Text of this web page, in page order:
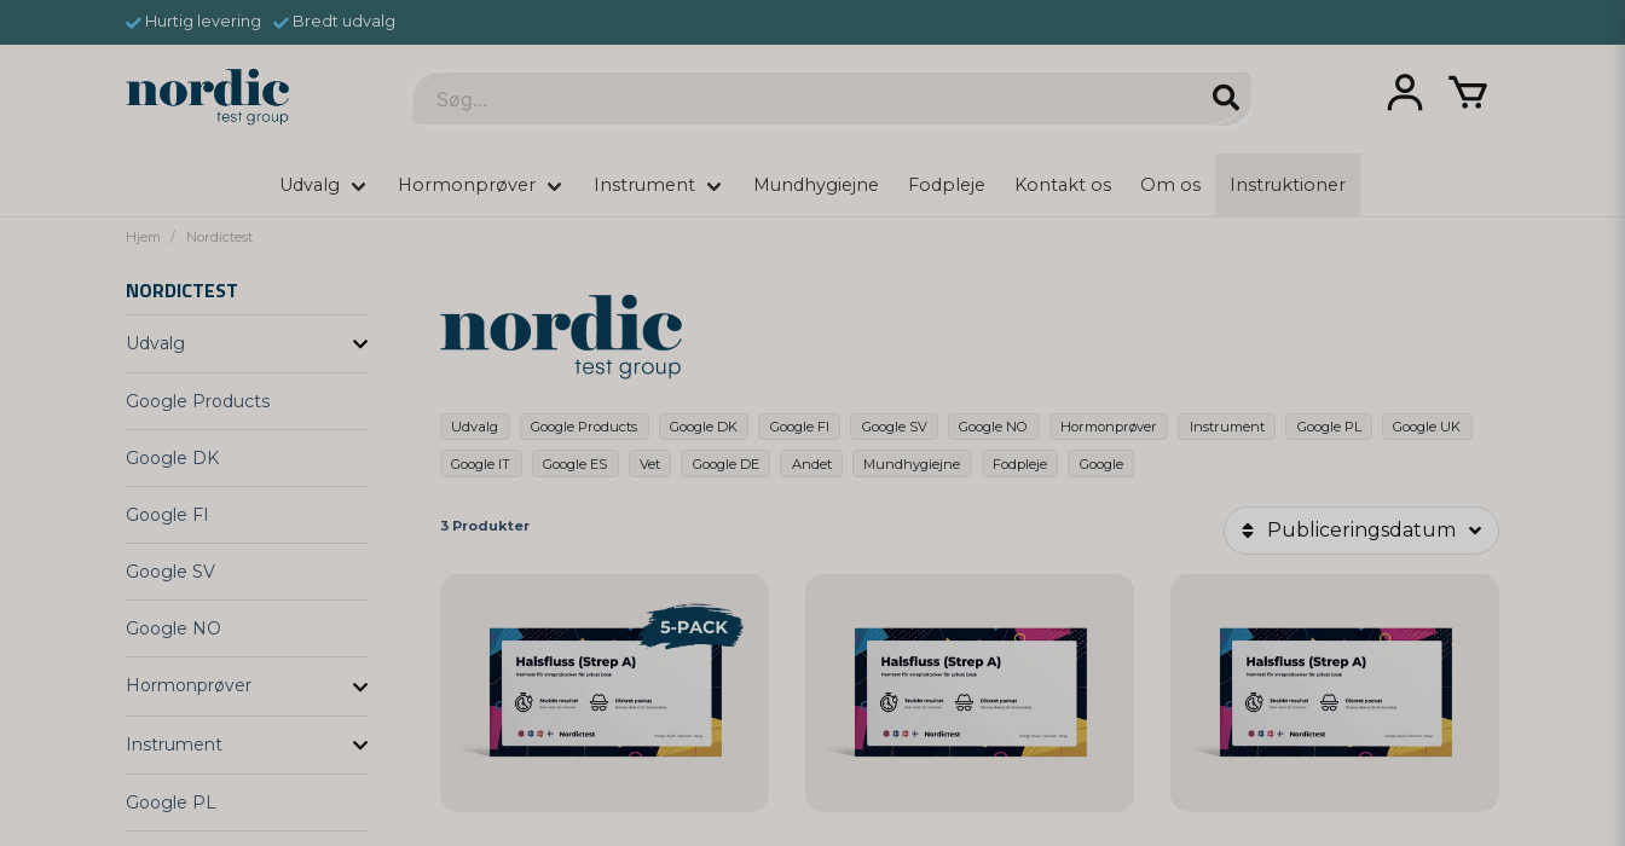
Hurtig levering Bredt udvalg
Udvalg Hormonprøver Instrument Mundhygiejne Fodpleje Kontakt os Om os Instruktioner
Hjem Nordictest
NORDICTEST
Udvalg
Google Products
Google DK
Google FI
Google SV
Google NO
Hormonprøver
Instrument
Google PL
Udvalg Google Products Google DK Google FI Google SV Google NO Hormonprøver Instrument Google PL Google UK
Google IT Google ES Vet Google DE Andet Mundhygiejne Fodpleje Google
3 Produkter Publiceringsdatum